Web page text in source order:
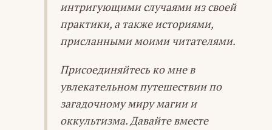
интригующими случаями из своей
практики, а также историями,
присланными моими читателями.
Присоединяйтесь ко мне в
увлекательном путешествии по
загадочному миру магии и
оккультизма. Давайте вместе